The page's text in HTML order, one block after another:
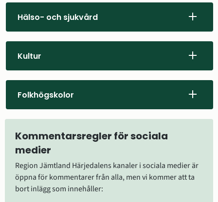
Hälso- och sjukvård
Kultur
Folkhögskolor
Kommentarsregler för sociala
medier
Region Jämtland Härjedalens kanaler i sociala medier är
öppna för kommentarer från alla, men vi kommer att ta
bort inlägg som innehåller: